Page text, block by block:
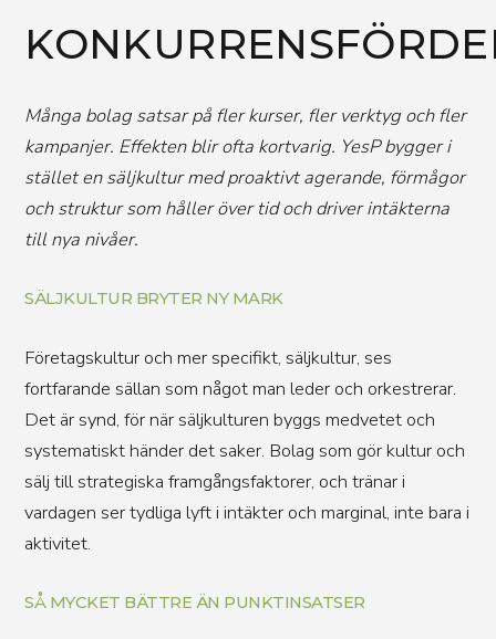
Många bolag satsar på fler kurser, fler verktyg och fler
kampanjer. Effekten blir ofta kortvarig. YesP bygger i
stället en säljkultur med proaktivt agerande, förmågor
och struktur som håller över tid och driver intäkterna
till nya nivåer.
SÄLJKULTUR BRYTER NY MARK
Företagskultur och mer specifikt, säljkultur, ses
fortfarande sällan som något man leder och orkestrerar.
Det är synd, för när säljkulturen byggs medvetet och
systematiskt händer det saker. Bolag som gör kultur och
sälj till strategiska framgångsfaktorer, och tränar i
vardagen ser tydliga lyft i intäkter och marginal, inte bara i
aktivitet.
SÅ MYCKET BÄTTRE ÄN PUNKTINSATSER